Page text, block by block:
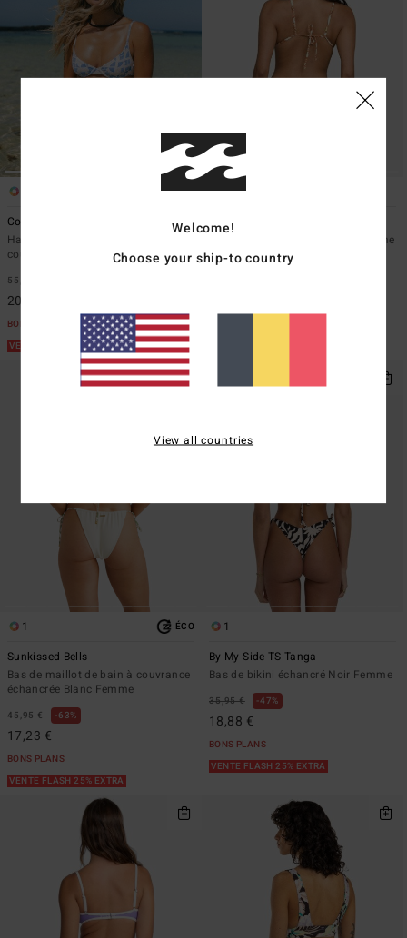
ÉCO
Cool Tide Demi Bra
Haut de maillot de bain à
couvrance échancrée Bleu Femme
55,95 €
20,98 €
BONS PLANS
VENTE FLASH 25% EXTRA
1
Fresh Daze Tanga
Bas de bikini tie sides Blanc Femme
39,95 € 47%
1 ÉCO
Sunkissed Bells
Bas de maillot de bain à couvrance
échancrée Blanc Femme
45,95 € 63%
17,23 €
BONS PLANS
VENTE FLASH 25% EXTRA
1
By My Side TS Tanga
Bas de bikini échancré Noir Femme
35,95 € 47%
18,88 €
BONS PLANS
VENTE FLASH 25% EXTRA
Welcome!
Choose your ship-to country
View all countries